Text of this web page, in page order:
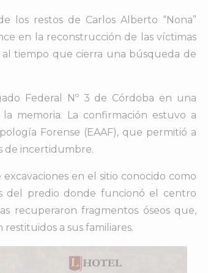
los restos de Carlos Alberto “Nona”
en la reconstrucción de las víctimas
tiempo que cierra una búsqueda de
Federal Nº 3 de Córdoba en una
memoria. La confirmación estuvo a
Forense (EAAF), que permitió a
de incertidumbre.
en el sitio conocido como
del predio donde funcionó el centro
recuperaron fragmentos óseos que,
a sus familiares.